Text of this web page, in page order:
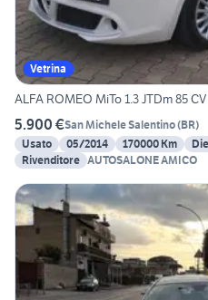
Vetrina
ALFA ROMEO MiTo 1.3 JTDm 85
5.900 €San Michele Salentino(BR)
Usato
05/2014 170000 Km
Rivenditore AUTOSALONE AMICO